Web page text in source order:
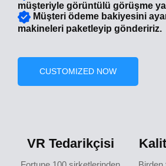
müşteriyle görüntülü görüşme
Müşteri ödeme bakiyesini
makineleri paketleyip göndeririz.
CUSTOMIZED NOW
VR Tedarikçisi